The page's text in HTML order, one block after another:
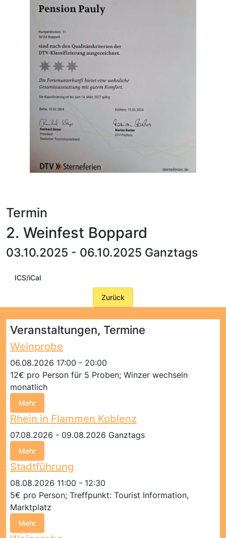
Termin
2. Weinfest Boppard
03.10.2025 - 06.10.2025 Ganztags
ICS/iCal
Zurück
Veranstaltungen, Termine
Weinprobe
06.08.2026 17:00 - 20:00
12€ pro Person für 5 Proben; Winzer wechseln
monatlich
Mehr
Rhein in Flammen Koblenz
07.08.2026 - 09.08.2026 Ganztags
Mehr
Stadtführung
08.08.2026 11:00 - 12:30
5€ pro Person; Treffpunkt: Tourist Information,
Marktplatz
Mehr